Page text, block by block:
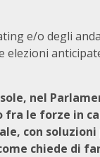
e/o degli
nel
fra le forze in
con
chiede di